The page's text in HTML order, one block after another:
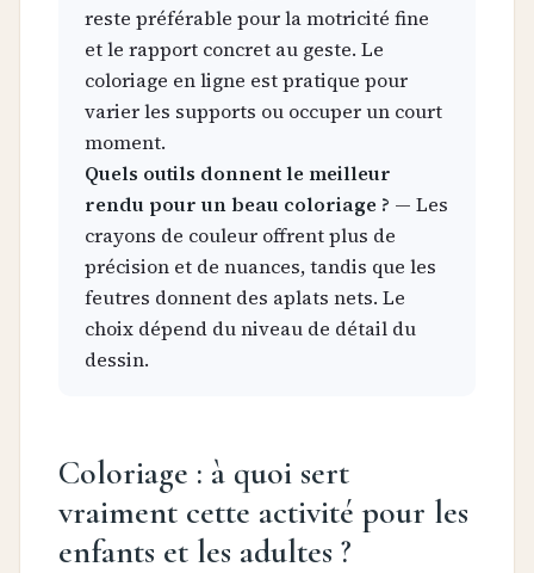
reste préférable pour la motricité fine
et le rapport concret au geste. Le
coloriage en ligne est pratique pour
varier les supports ou occuper un court
moment.
Quels outils donnent le meilleur
rendu pour un beau coloriage ? — Les
crayons de couleur offrent plus de
précision et de nuances, tandis que les
feutres donnent des aplats nets. Le
choix dépend du niveau de détail du
dessin.
Coloriage : à quoi sert
vraiment cette activité pour les
enfants et les adultes ?